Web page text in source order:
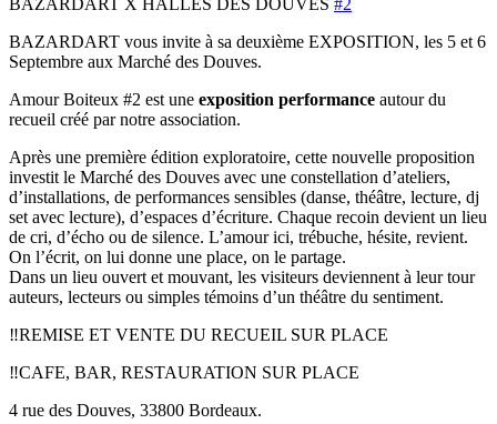
BAZARDART X HALLES DES DOUVES #2
BAZARDART vous invite à sa deuxième EXPOSITION, les 5 et 6
Septembre aux Marché des Douves.
Amour Boiteux #2 est une exposition performance autour du
recueil créé par notre association.
Après une première édition exploratoire, cette nouvelle proposition
investit le Marché des Douves avec une constellation d’ateliers,
d’installations, de performances sensibles (danse, théâtre, lecture, dj
set avec lecture), d’espaces d’écriture. Chaque recoin devient un lieu
de cri, d’écho ou de silence. L’amour ici, trébuche, hésite, revient.
On l’écrit, on lui donne une place, on le partage.
Dans un lieu ouvert et mouvant, les visiteurs deviennent à leur tour
auteurs, lecteurs ou simples témoins d’un théâtre du sentiment.
‼️REMISE ET VENTE DU RECUEIL SUR PLACE
‼️CAFE, BAR, RESTAURATION SUR PLACE
4 rue des Douves, 33800 Bordeaux.